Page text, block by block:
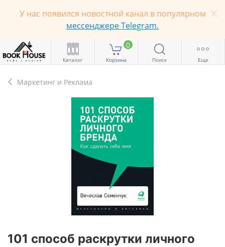
У нас появился новостной канал в популярном
мессенджере Telegram.
Каталог
0
Корзина Поиск Еще
Маркетинг и Реклама
101 способ раскрутки личного